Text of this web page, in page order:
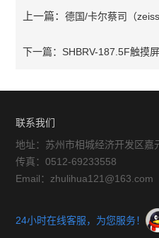
上一篇：德国/卡尔蔡司（
下一篇： SHBRV-187.5F触摸
联系我们
地址：苏州市相城经济开发区嘉
传真：0512-69233558
Email：zhulihua121@163.com
24小时在线客服，为您服务！